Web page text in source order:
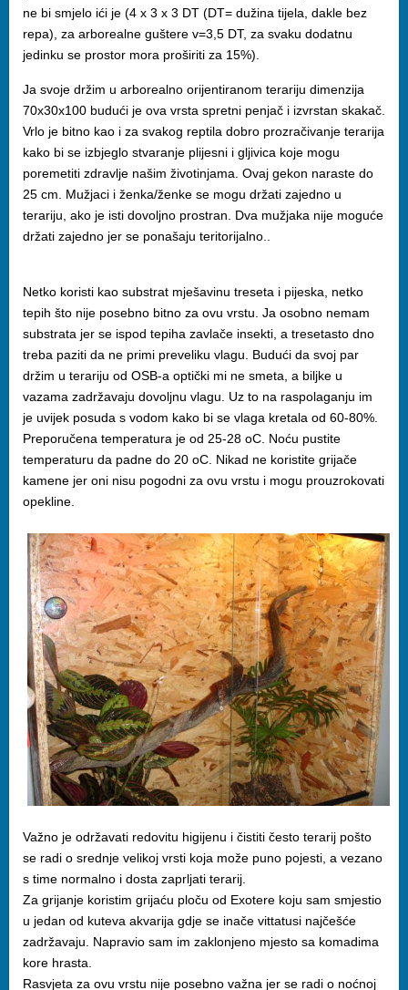
ne bi smjelo ići je (4 x 3 x 3 DT (DT= dužina tijela, dakle bez
repa), za arborealne guštere v=3,5 DT, za svaku dodatnu
jedinku se prostor mora proširiti za 15%).
Ja svoje držim u arborealno orijentiranom terariju dimenzija
70x30x100 budući je ova vrsta spretni penjač i izvrstan skakač.
Vrlo je bitno kao i za svakog reptila dobro prozračivanje terarija
kako bi se izbjeglo stvaranje plijesni i gljivica koje mogu
poremetiti zdravlje našim životinjama. Ovaj gekon naraste do
25 cm. Mužjaci i ženka/ženke se mogu držati zajedno u
terariju, ako je isti dovoljno prostran. Dva mužjaka nije moguće
držati zajedno jer se ponašaju teritorijalno..
Netko koristi kao substrat mješavinu treseta i pijeska, netko
tepih što nije posebno bitno za ovu vrstu. Ja osobno nemam
substrata jer se ispod tepiha zavlače insekti, a tresetasto dno
treba paziti da ne primi preveliku vlagu. Budući da svoj par
držim u terariju od OSB-a optički mi ne smeta, a biljke u
vazama zadržavaju dovoljnu vlagu. Uz to na raspolaganju im
je uvijek posuda s vodom kako bi se vlaga kretala od 60-80%.
Preporučena temperatura je od 25-28 oC. Noću pustite
temperaturu da padne do 20 oC. Nikad ne koristite grijače
kamene jer oni nisu pogodni za ovu vrstu i mogu prouzrokovati
opekline.
Važno je održavati redovitu higijenu i čistiti često terarij pošto
se radi o srednje velikoj vrsti koja može puno pojesti, a vezano
s time normalno i dosta zaprljati terarij.
Za grijanje koristim grijaću ploču od Exotere koju sam smjestio
u jedan od kuteva akvarija gdje se inače vittatusi najčešće
zadržavaju. Napravio sam im zaklonjeno mjesto sa komadima
kore hrasta.
Rasvjeta za ovu vrstu nije posebno važna jer se radi o noćnoj